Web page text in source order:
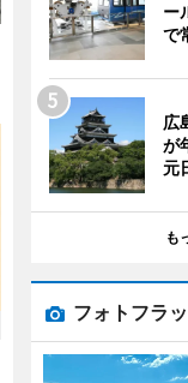
ー
で
広
が
元
も
フォトフラ